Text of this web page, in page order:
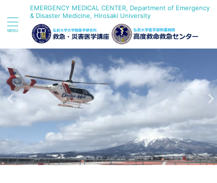
EMERGENCY MEDICAL CENTER, Department of Emergency
& Disaster Medicine, Hirosaki University